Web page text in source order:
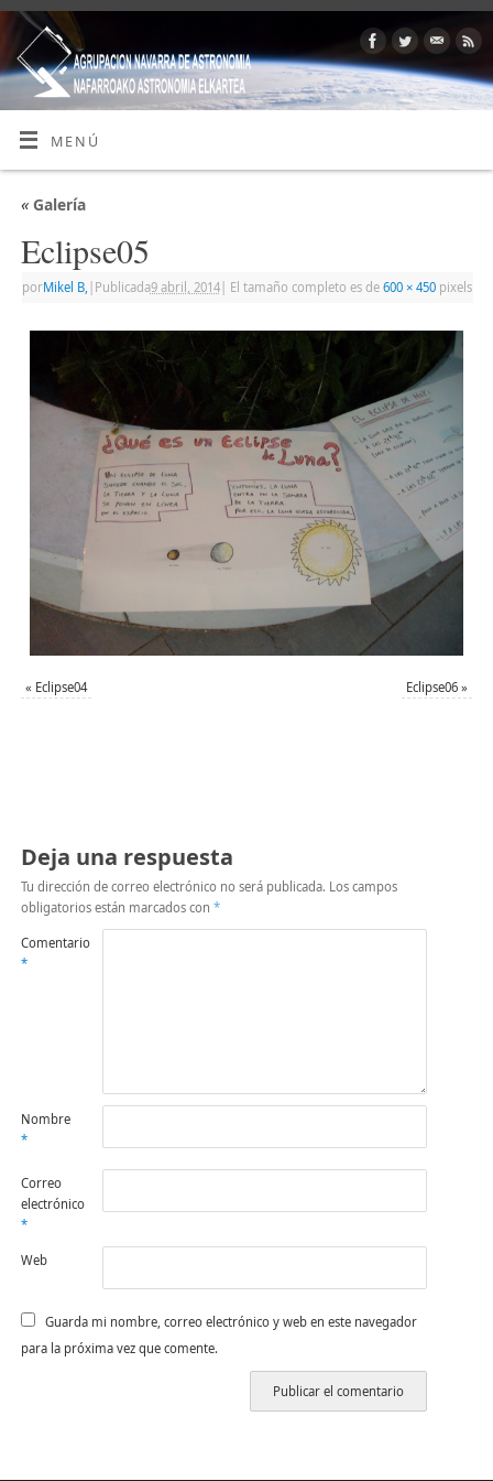
MENÚ
«Galería
Eclipse05
porMikel B, Publicada9 abril, 2014| El tamaño completo es de 600 × 450pixels
« Eclipse04 Eclipse06 »
Deja una respuesta
Tu dirección de correo electrónico no será publicada. Los campos
obligatorios están marcados con *
Comentario
*
Nombre
*
Correo
electrónico
*
Web
Guarda mi nombre, correo electrónico y web en este navegador
para la próxima vez que comente.